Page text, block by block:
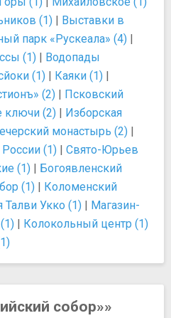
(1) | Выставки в
парк «Рускеала» (4) |
(1) | Водопады
(1) | Каяки (1) |
(2) | Псковский
ключи (2) | Изборская
монастырь (2) |
(1) | Свято-Юрьев
(1) | Богоявленский
(1) | Коломенский
Талви Укко (1) | Магазин-
| Колокольный центр (1)
собор»»